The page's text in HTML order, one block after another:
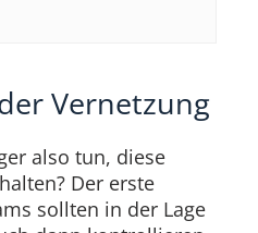
Vernetzung
also tun, diese
Der erste
sollten in der Lage